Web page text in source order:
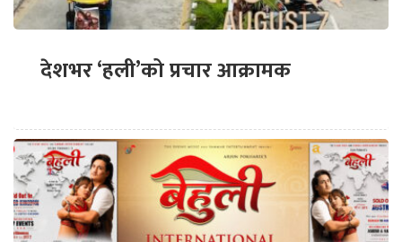
देशभर ‘हली’को प्रचार आक्रामक